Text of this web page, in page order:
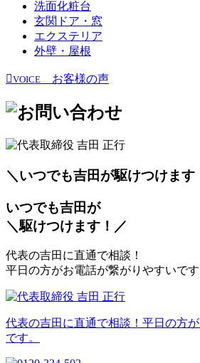
洗面化粧台
玄関ドア・窓
エクステリア
外壁・屋根
VOICE お客様の声
＼いつでも吉田が駆けつけます
いつでも吉田が
＼駆けつけます！／
代表の吉田に直通で相談！
平日の方がお電話が繋がりやすいです
代表の吉田に直通で相談！平日の方
です。